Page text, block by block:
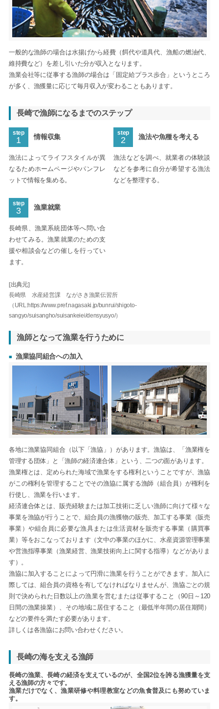
一般的な漁師の場合は水揚げから経費（餌代や道具代、漁船の燃油代、
維持費など）を差し引いた分が収入となります。
漁業会社等に従事する漁師の場合は「固定給プラス歩合」というところ
が多く、漁獲量に応じて毎月収入が変わることもあります。
長崎で漁師になるまでのステップ
step
1 情報収集
漁法によってライフスタイルが異
なるためホームページやパンフレ
ットで情報を集める。
step
2 漁法や魚種を考える
漁法などを調べ、就業者の体験談
などを参考に自分が希望する漁法
などを整理する。
step
3 漁業就業
長崎県、漁業系統団体等へ問い合
わせてみる。漁業就業のための支
援や相談会などの催しを行ってい
ます。
[出典元]
長崎県 水産経営課 ながさき漁業伝習所
（URL:https://www.pref.nagasaki.jp/bunrui/shigoto-
sangyo/suisangho/suisankeiei/densyusyo/）
漁師となって漁業を行うために
漁業協同組合への加入
各地に漁業協同組合（以下「漁協」）があります。漁協は、「漁業権を
管理する団体」と「漁師の経済連合体」という、二つの面があります。
漁業権とは、定められた海域で漁業をする権利ということですが、漁協
がこの権利を管理することでその漁協に属する漁師（組合員）が権利を
行使し、漁業を行います。
経済連合体とは、販売経験または加工技術に乏しい漁師に向けて様々な
事業を漁協が行うことで、組合員の漁獲物の販売、加工する事業（販売
事業）や組合員に必要な漁具または生活資材を販売する事業（購買事
業）等をおこなっております（文中の事業のほかに、水産資源管理事業
や営漁指導事業（漁業経営、漁業技術向上に関する指導）などがありま
す）。
漁協に加入することによって円滑に漁業を行うことができます。加入に
際しては、組合員の資格を有してなければなりませんが、漁協ごとの規
則で決められた日数以上の漁業を営むまたは従事すること（90日～120
日間の漁業操業）、その地域に居住すること（最低半年間の居住期間）
などの要件を満たす必要があります。
詳しくは各漁協にお問い合わせください。
長崎の海を支える漁師
長崎の漁業、長崎の経済を支えているのが、全国2位を誇る漁獲量を支
える漁師の方々です。
漁業だけでなく、漁業研修や料理教室などの魚食普及にも努めていま
す。